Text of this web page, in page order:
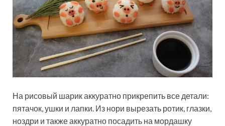
На рисовый шарик аккуратно прикрепить все детали:
пятачок, ушки и лапки. Из нори вырезать ротик, глазки,
ноздри и также аккуратно посадить на мордашку